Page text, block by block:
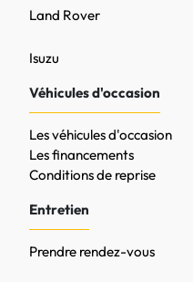
Land Rover
Isuzu
Véhicules d'occasion
Les véhicules d'occasion
Les financements
Conditions de reprise
Entretien
Prendre rendez-vous